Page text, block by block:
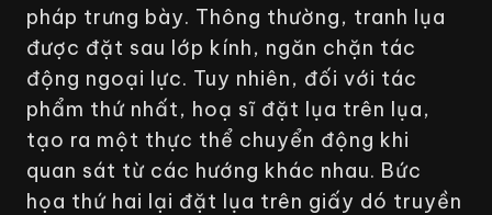
pháp trưng bày. Thông thường, tranh lụa
được đặt sau lớp kính, ngăn chặn tác
động ngoại lực. Tuy nhiên, đối với tác
phẩm thứ nhất, hoạ sĩ đặt lụa trên lụa,
tạo ra một thực thể chuyển động khi
quan sát từ các hướng khác nhau. Bức
họa thứ hai lại đặt lụa trên giấy dó truyền